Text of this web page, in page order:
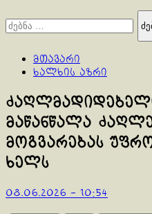
ძებნა:
მთავარი
ხალხის აზრი
მაწანწალა
მოგვარებას
ხელს
08.06.2026 - 10:54